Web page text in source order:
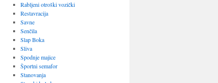
Rabljeni otroški vozički
Restavracija
Savne
Senčila
Slap Boka
Sliva
Spodnje majice
Športni semafor
Stanovanja